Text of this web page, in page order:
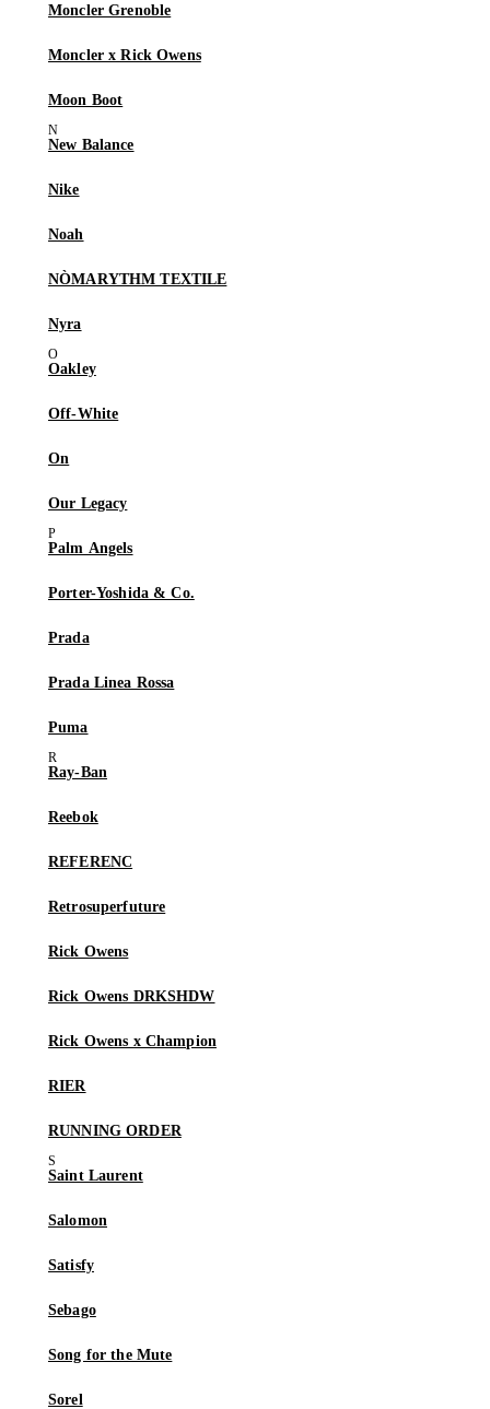
Moncler Grenoble
Moncler x Rick Owens
Moon Boot
New Balance
Nike
Noah
NÒMARYTHM TEXTILE
Nyra
Oakley
Off-White
On
Our Legacy
Palm Angels
Porter-Yoshida & Co.
Prada
Prada Linea Rossa
Puma
Ray-Ban
Reebok
REFERENC
Retrosuperfuture
Rick Owens
Rick Owens DRKSHDW
Rick Owens x Champion
RIER
RUNNING ORDER
Saint Laurent
Salomon
Satisfy
Sebago
Song for the Mute
Sorel